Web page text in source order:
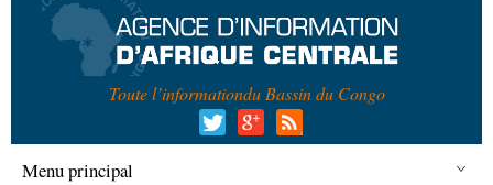
Toute l’informationdu Bassin du Congo
Menu principal